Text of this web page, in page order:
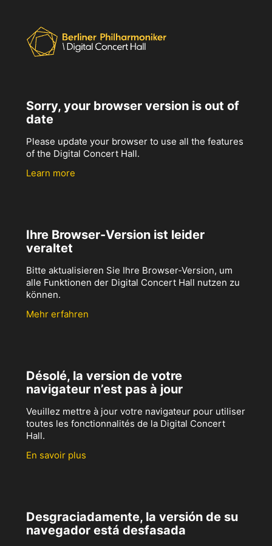
Sorry, your browser version is out of
date
Please update your browser to use all the features
of the Digital Concert Hall.
Learn more
Ihre Browser-Version ist leider
veraltet
Bitte aktualisieren Sie Ihre Browser-Version, um
alle Funktionen der Digital Concert Hall nutzen zu
können.
Mehr erfahren
Désolé, la version de votre
navigateur n’est pas à jour
Veuillez mettre à jour votre navigateur pour utiliser
toutes les fonctionnalités de la Digital Concert
Hall.
En savoir plus
Desgraciadamente, la versión de su
navegador está desfasada